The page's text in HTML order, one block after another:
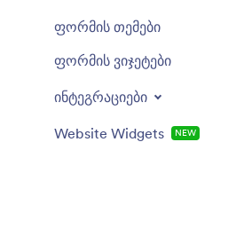
ფორმის თემები
ფორმის ვიჯეტები
ინტეგრაციები
Website Widgets NEW